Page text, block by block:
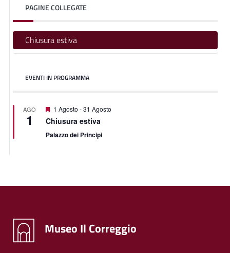
PAGINE COLLEGATE
Chiusura estiva
EVENTI IN PROGRAMMA
AGO
1
Segnalati
1 Agosto -31 Agosto
Chiusura estiva
Palazzo dei Principi
Museo Il Correggio